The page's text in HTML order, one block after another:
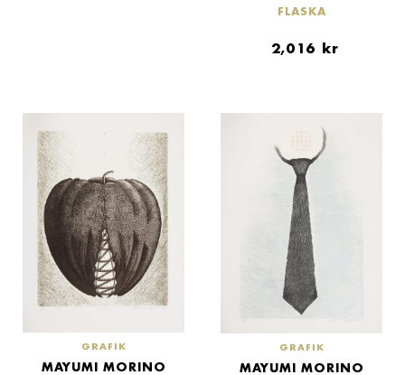
FLASKA
2,016 kr
GRAFIK
MAYUMI MORINO
GRAFIK
MAYUMI MORINO